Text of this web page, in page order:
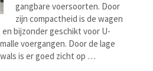
gangbare voersoorten. Door
zijn compactheid is de wagen
bijzonder geschikt voor U-
voergangen. Door de lage
is er goed zicht op …